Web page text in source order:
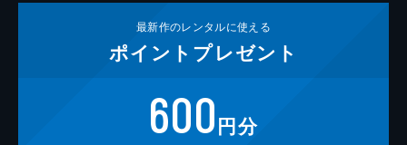
最新作のレンタルに使える
ポイント プレゼント
600円分